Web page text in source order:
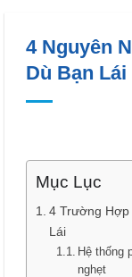
4 Nguyên
Dù Bạn
Mục Lục
4 Trường Hợp
Lái
Hệ thống
nghẹt